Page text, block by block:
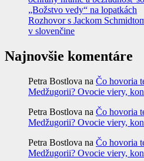
„Božstvo vedy“ na lopatkách
Rozhovor s Jackom
v slovenčine
Najnovšie komentáre
Petra Bostlova na Čo hovoria
Medžugorii? Ovocie viery,
Petra Bostlova na Čo hovoria
Medžugorii? Ovocie viery,
Petra Bostlova na Čo hovoria
Medžugorii? Ovocie viery,